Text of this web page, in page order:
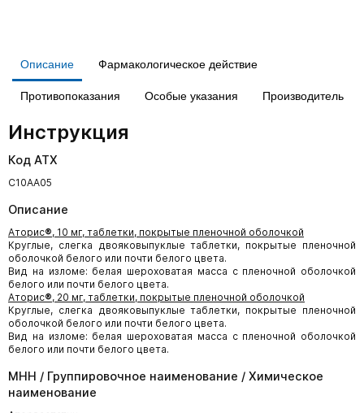
Описание Фармакологическое действие
Противопоказания Особые указания Производитель
Инструкция
Код АТХ
C10AA05
Описание
Аторис®, 10 мг, таблетки, покрытые пленочной оболочкой
Круглые, слегка двояковыпуклые таблетки, покрытые пленочной
оболочкой белого или почти белого цвета.
Вид на изломе: белая шероховатая масса с пленочной оболочкой
белого или почти белого цвета.
Аторис®, 20 мг, таблетки, покрытые пленочной оболочкой
Круглые, слегка двояковыпуклые таблетки, покрытые пленочной
оболочкой белого или почти белого цвета.
Вид на изломе: белая шероховатая масса с пленочной оболочкой
белого или почти белого цвета.
МНН / Группировочное наименование / Химическое
наименование